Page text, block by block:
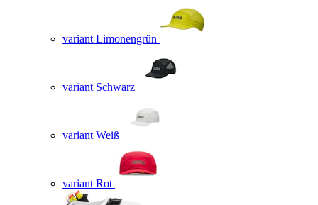
variant Limonengrün
variant Schwarz
variant Weiß
variant Rot